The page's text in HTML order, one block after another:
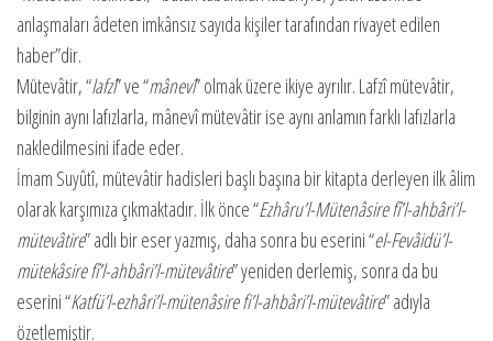
anlaşmaları âdeten imkânsız sayıda kişiler tarafından rivayet edilen
haber”dir.
Mütevâtir, “lafzî” ve “mânevî” olmak üzere ikiye ayrılır. Lafzî mütevâtir,
bilginin aynı lafızlarla, mânevî mütevâtir ise aynı anlamın farklı lafızlarla
nakledilmesini ifade eder.
İmam Suyûtî, mütevâtir hadisleri başlı başına bir kitapta derleyen ilk âlim
olarak karşımıza çıkmaktadır. İlk önce “Ezhâru’l-Mütenâsire fî’l-ahbâri’l-
mütevâtire” adlı bir eser yazmış, daha sonra bu eserini “el-Fevâidü’l-
mütekâsire fî’l-ahbâri’l-mütevâtire” yeniden derlemiş, sonra da bu
eserini “Katfü’l-ezhâri’l-mütenâsire fi’l-ahbâri’l-mütevâtire” adıyla
özetlemiştir.